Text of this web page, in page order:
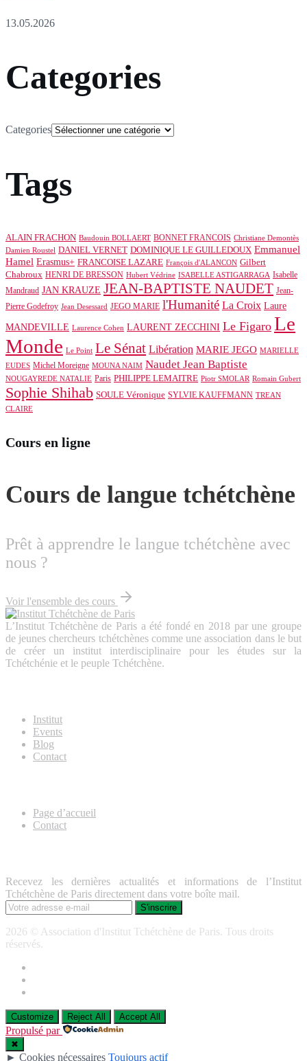
13.05.2026
Categories
Categories
Tags
ALAIN FRACHON Baudouin BOLLAERT BONNET FRANCOIS Christiane Demontès
Damien Roustel DANIEL VERNET DOMINIQUE LE GUILLEDOUX Emmanuel
Hamel Erasmus+ FRANCOISE LAZARE François d'ALANCON Gilbert
Chabroux HENRI DE BRESSON Hubert Védrine ISABELLE ASTIGARRAGA Isabelle
Mandraud JAN KRAUZE JEAN-BAPTISTE NAUDET Jean-
Pierre Godefroy Jean Desessard JEGO MARIE l'Humanité La Croix Laure
MANDEVILLE Laurence Cohen LAURENT ZECCHINI Le Figaro Le
Monde Le Point Le Sénat Libération MARIE JEGO MARIELLE
EUDES Michel Moreigne MOUNA NAIM Naudet Jean Baptiste
NOUGAYREDE NATALIE Paris PHILIPPE LEMAITRE Piotr SMOLAR Romain Gubert
Sophie Shihab SOULE Véronique SYLVIE KAUFFMANN TREAN
CLAIRE
Cours en ligne
Cours de langue tchétchène
Prêt à apprendre le langue tchétchène avec
nous ?
Voir l'ensemble des cours
L’Institut Tchétchène de Paris a été fondé en 2018 par une groupe
de jeunes chercheurs tchétchènes comme une association dans le but
de créer un institut interdisciplinaire pour les études sur la
Tchétchénie et le peuple Tchétchène.
Institut
Events
Blog
Contact
Page d’accueil
Contact
Recevez les dernières actualités et informations de l’Institut
Tchétchène de Paris directement dans votre boîte mail.
2026 © Association d'Institut Tchétchène de Paris. Tous droits
réservés.
Customize Reject All Accept All
Propulsé par
✖
► Cookies nécessaires Toujours actif